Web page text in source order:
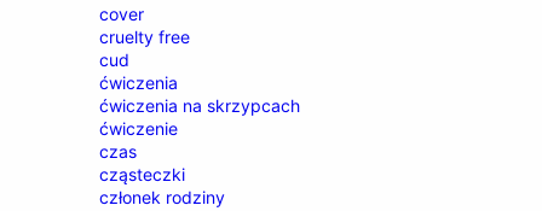
cover
cruelty free
cud
ćwiczenia
ćwiczenia na skrzypcach
ćwiczenie
czas
cząsteczki
członek rodziny